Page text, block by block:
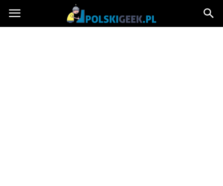
PolskiGeek.pl